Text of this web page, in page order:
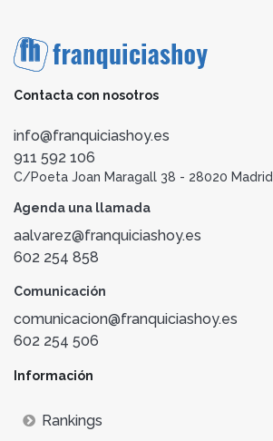
Contacta con nosotros
info@franquiciashoy.es
911 592 106
C/Poeta Joan Maragall 38 - 28020 Madrid
Agenda una llamada
aalvarez@franquiciashoy.es
602 254 858
Comunicación
comunicacion@franquiciashoy.es
602 254 506
Información
Rankings